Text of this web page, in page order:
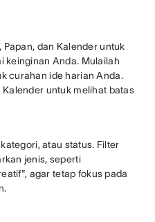
dan Kalender untuk
keinginan Anda. Mulailah
curahan ide harian Anda.
untuk melihat batas
atau status. Filter
jenis, seperti
agar tetap fokus pada